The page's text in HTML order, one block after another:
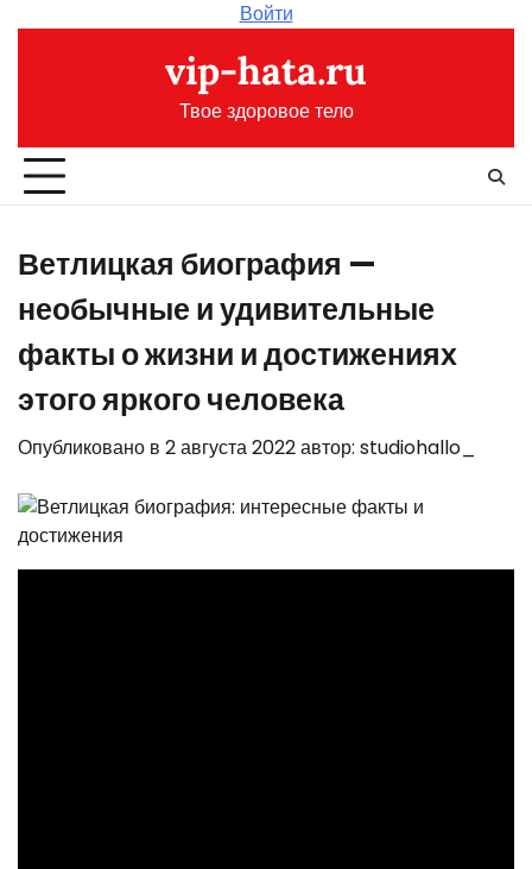
Войти
vip-hata.ru
Твое здоровое тело
Ветлицкая биография —
необычные и удивительные
факты о жизни и достижениях
этого яркого человека
Опубликовано в 2 августа 2022автор: studiohallo_